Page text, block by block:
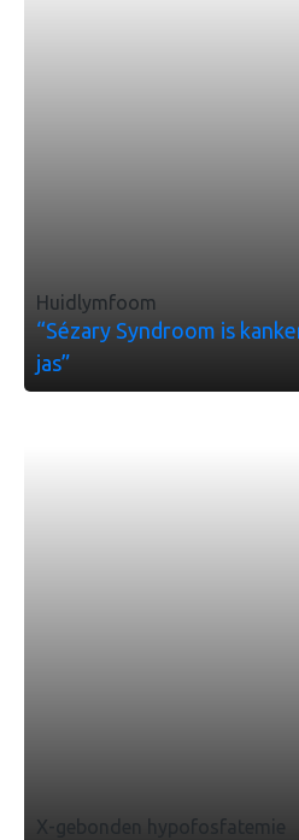
Huidlymfoom
“Sézary Syndroom is
jas”
X-gebonden hypofosfatemie